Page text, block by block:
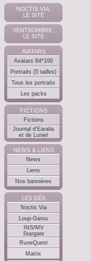
NOCTIS VIA,
LE SITE
VENTSOMBRE,
LE SITE
AVATARS
Avatars 64*100
Portraits (5 tailles)
Tous les portraits
Les packs
FICTIONS
Fictions
Journal d'Earalia
et de Luniel
NEWS & LIENS
News
Liens
Nos bannières
LES DÉS
Noctis Via
Loup-Garou
INS/MV
Stargate
RuneQuest
Matrix